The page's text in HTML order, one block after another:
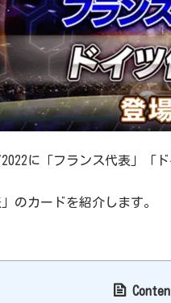
に「フランス代表」「
のカードを紹介します。